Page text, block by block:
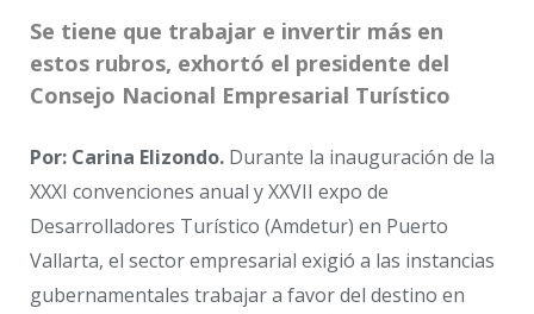
Se tiene que trabajar e invertir más en
estos rubros, exhortó el presidente del
Consejo Nacional Empresarial Turístico
Por: Carina Elizondo. Durante la inauguración de la
XXXI convenciones anual y XXVII expo de
Desarrolladores Turístico (Amdetur) en Puerto
Vallarta, el sector empresarial exigió a las instancias
gubernamentales trabajar a favor del destino en